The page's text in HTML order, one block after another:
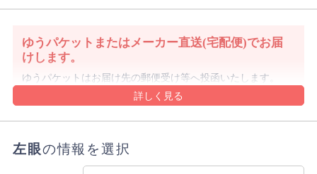
ゆうパケットまたはメーカー直送(宅配便)でお届
けします。
ゆうパケットはお届け先の郵便受け等へ投函いたします。
発送後3～5日程度でお届け予定です。
沖縄県や離島は1週間前後でのお届け予定となります。
沖縄県はレターパックでお届けする場合もございます。
引換をご選択の場合は宅配便にてお届けします。
詳細・ご注意事項はご利用ガイドをご確認ください。
左眼の情報を選択